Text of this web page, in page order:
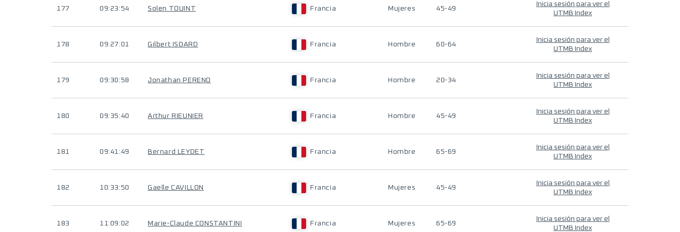
177 09:23:54 Solen TOUINT Francia Mujeres 45-49
Inicia sesión para ver el
UTMB Index
178 09:27:01 Gilbert ISOARD Francia Hombre 60-64
Inicia sesión para ver el
UTMB Index
179 09:30:58 Jonathan PERENO Francia Hombre 20-34
Inicia sesión para ver el
UTMB Index
180 09:35:40 Arthur RIEUNIER Francia Hombre 45-49
Inicia sesión para ver el
UTMB Index
181 09:41:49 Bernard LEYDET Francia Hombre 65-69
Inicia sesión para ver el
UTMB Index
182 10:33:50 Gaelle CAVILLON Francia Mujeres 45-49
Inicia sesión para ver el
UTMB Index
183 11:09:02 Marie-Claude CONSTANTINI Francia Mujeres 65-69
Inicia sesión para ver el
UTMB Index